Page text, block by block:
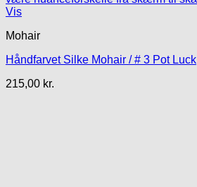
Vis
Mohair
Håndfarvet Silke Mohair / # 3 Pot Luck
215,00 kr.